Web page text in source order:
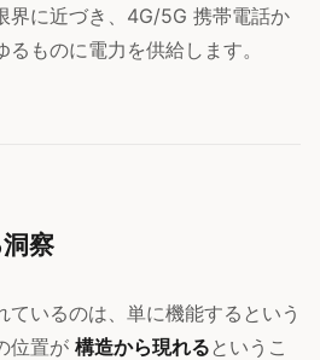
界に近づき、4G/5G 携帯電話か
ものに電力を供給します。
察
いるのは、単に機能するという
位置が 構造から現れる というこ